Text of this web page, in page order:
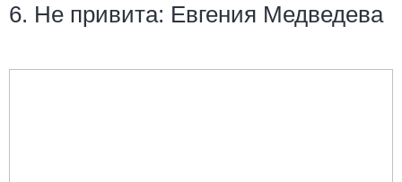
6. Не привита: Евгения Медведева